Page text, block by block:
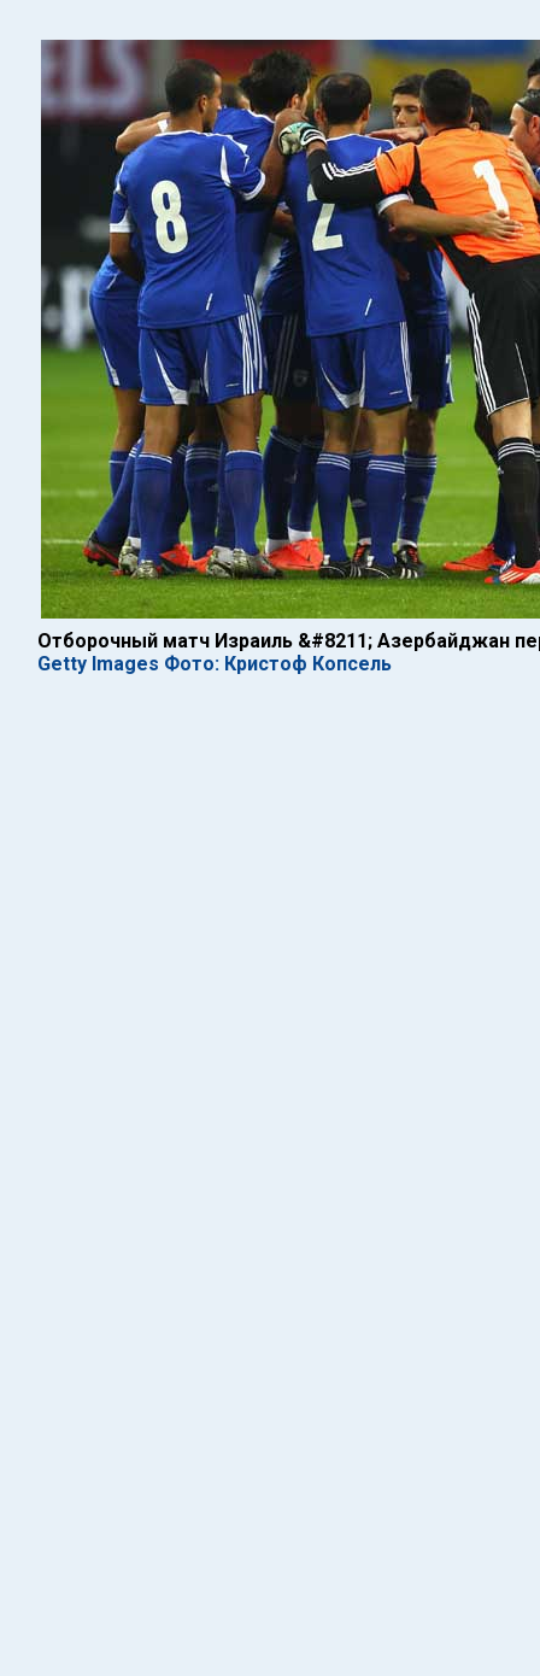
Отборочный матч Израиль &#8211; Азербайджан
Getty Images Фото: Кристоф Копсель